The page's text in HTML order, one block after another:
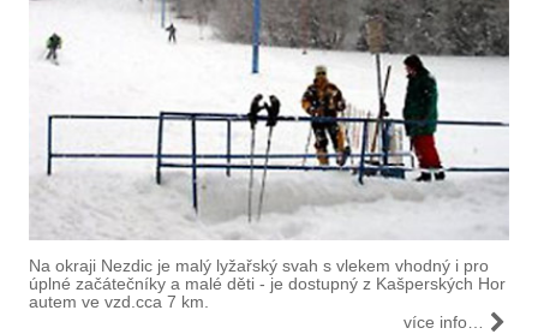
Na okraji Nezdic je malý lyžařský svah s vlekem vhodný i pro
úplné začátečníky a malé děti - je dostupný z Kašperských Hor
autem ve vzd.cca 7 km.
více info…